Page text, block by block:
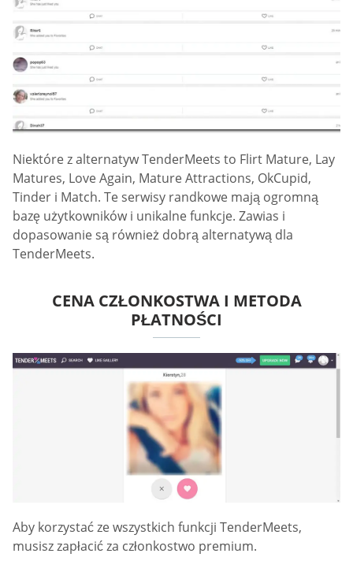
Niektóre z alternatyw TenderMeets to Flirt Mature, Lay
Matures, Love Again, Mature Attractions, OkCupid,
Tinder i Match. Te serwisy randkowe mają ogromną
bazę użytkowników i unikalne funkcje. Zawias i
dopasowanie są również dobrą alternatywą dla
TenderMeets.
CENA CZŁONKOSTWA I METODA
PŁATNOŚCI
Aby korzystać ze wszystkich funkcji TenderMeets,
musisz zapłacić za członkostwo premium.